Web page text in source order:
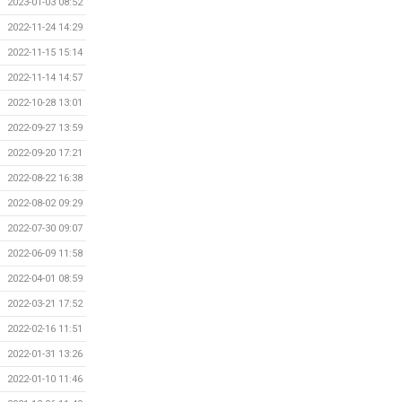
2022-11-24 14:29
2022-11-15 15:14
2022-11-14 14:57
2022-10-28 13:01
2022-09-27 13:59
2022-09-20 17:21
2022-08-22 16:38
2022-08-02 09:29
2022-07-30 09:07
2022-06-09 11:58
2022-04-01 08:59
2022-03-21 17:52
2022-02-16 11:51
2022-01-31 13:26
2022-01-10 11:46